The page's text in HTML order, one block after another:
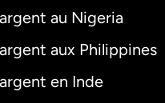
au Nigeria
aux Philippines
en Inde